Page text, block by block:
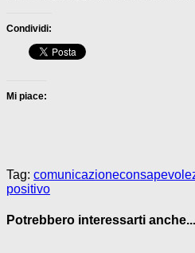
Condividi:
Mi piace:
Tag: comunicazione
positivo
Potrebbero interessarti anche...